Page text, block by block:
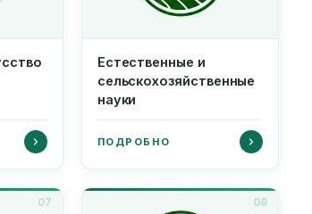
Естественные и
сельскохозяйственные
науки
ПОДРОБНО
07 08